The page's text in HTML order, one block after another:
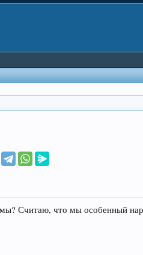
Считаю, что мы особенный